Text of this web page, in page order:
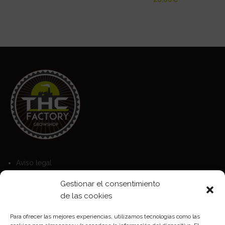
Gestionar el consentimiento
de las cookies
Para ofrecer las mejores experiencias, utilizamos tecnologías como las
Aviso legal
Política de privacidad